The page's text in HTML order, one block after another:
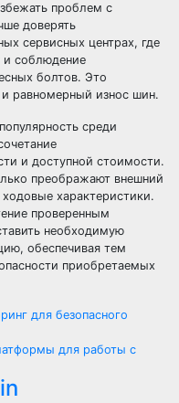
проблем с
доверять
сервисных центрах, где
и соблюдение
болтов. Это
и равномерный износ шин.
среди
и доступной стоимости.
преображают внешний
характеристики.
проверенным
необходимую
обеспечивая тем
приобретаемых
для безопасного
для работы с